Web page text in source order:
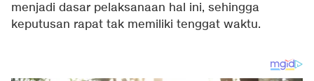
menjadi dasar pelaksanaan hal ini, sehingga
keputusan rapat tak memiliki tenggat waktu.